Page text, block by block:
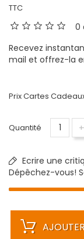
TTC
0
Recevez
mail et offrez-la
Prix Cartes
Quantité +
Ecrire une
Dépêchez-vous!